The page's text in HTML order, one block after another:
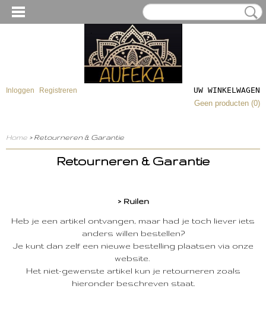
Inloggen Registreren
UW WINKELWAGEN
Geen producten (0)
Home > Retourneren & Garantie
Retourneren & Garantie
> Ruilen
Heb je een artikel ontvangen, maar had je toch liever iets
anders willen bestellen?
Je kunt dan zelf een nieuwe bestelling plaatsen via onze
website.
Het niet-gewenste artikel kun je retourneren zoals
hieronder beschreven staat.